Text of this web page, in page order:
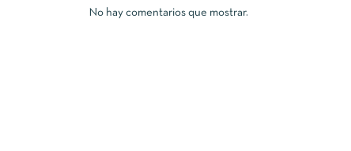
No hay comentarios que mostrar.